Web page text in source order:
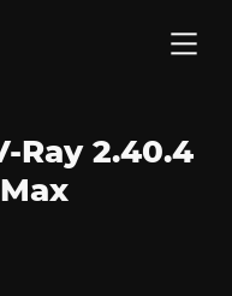
2.40.4